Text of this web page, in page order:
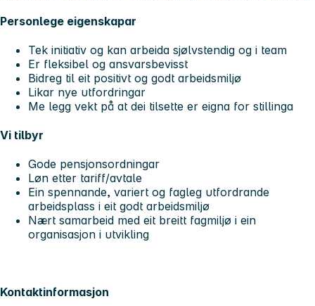
Personlege eigenskapar
Tek initiativ og kan arbeida sjølvstendig og i team
Er fleksibel og ansvarsbevisst
Bidreg til eit positivt og godt arbeidsmiljø
Likar nye utfordringar
Me legg vekt på at dei tilsette er eigna for stillinga
Vi tilbyr
Gode pensjonsordningar
Løn etter tariff/avtale
Ein spennande, variert og fagleg utfordrande
arbeidsplass i eit godt arbeidsmiljø
Nært samarbeid med eit breitt fagmiljø i ein
organisasjon i utvikling
Kontaktinformasjon